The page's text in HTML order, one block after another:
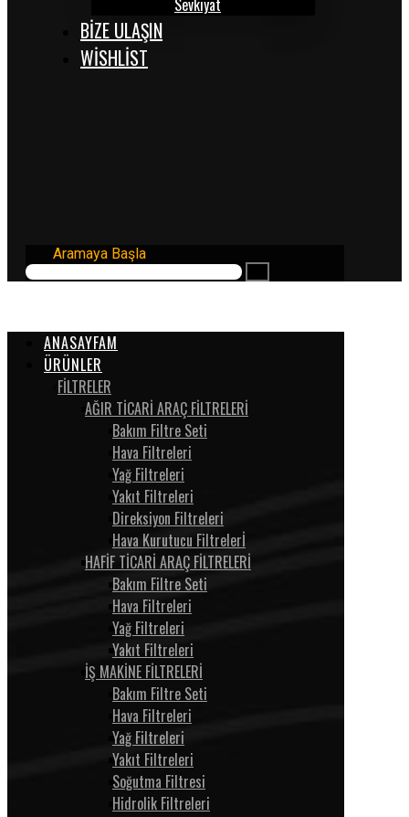
Sevkiyat
BİZE ULAŞIN
WISHLIST
Aramaya Başla
ANASAYFAM
ÜRÜNLER
FİLTRELER
AĞIR TİCARİ ARAÇ FİLTRELERİ
Bakım Filtre Seti
Hava Filtreleri
Yağ Filtreleri
Yakıt Filtreleri
Direksiyon Filtreleri
Hava Kurutucu Filtrelerİ
HAFİF TİCARİ ARAÇ FİLTRELERİ
Bakım Filtre Seti
Hava Filtreleri
Yağ Filtreleri
Yakıt Filtreleri
İŞ MAKİNE FİLTRELERİ
Bakım Filtre Seti
Hava Filtreleri
Yağ Filtreleri
Yakıt Filtreleri
Soğutma Filtresi
Hidrolik Filtreleri